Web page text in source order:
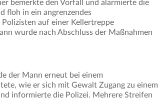
bemerkte den Vorfall und alarmierte die
floh in ein angrenzendes
auf einer Kellertreppe
wurde nach Abschluss der Maßnahmen
der Mann erneut bei einem
wie er sich mit Gewalt Zugang zu einem
informierte die Polizei. Mehrere Streifen